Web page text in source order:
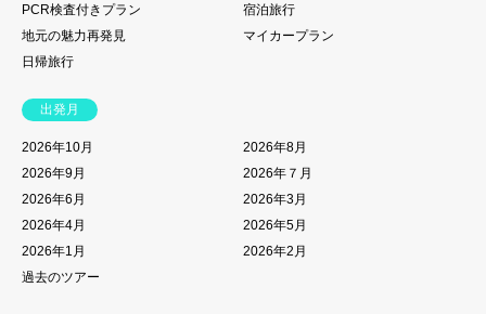
PCR検査付きプラン
宿泊旅行
地元の魅力再発見
マイカープラン
日帰旅行
出発月
2026年10月
2026年8月
2026年9月
2026年７月
2026年6月
2026年3月
2026年4月
2026年5月
2026年1月
2026年2月
過去のツアー